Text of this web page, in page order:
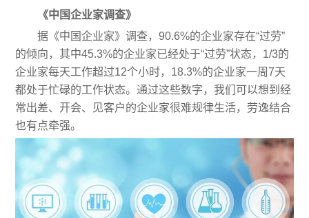
《中国企业家调查》
据《中国企业家》调查，90.6%的企业家存在“过劳”
的倾向，其中45.3%的企业家已经处于“过劳”状态，1/3的
企业家每天工作超过12个小时，18.3%的企业家一周7天
都处于忙碌的工作状态。通过这些数字，我们可以想到经
常出差、开会、见客户的企业家很难规律生活，劳逸结合
也有点牵强。